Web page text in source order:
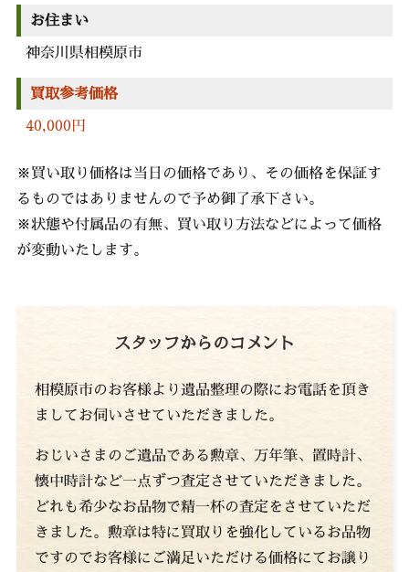
お住まい
神奈川県相模原市
買取参考価格
40,000円
※買い取り価格は当日の価格であり、その価格を保証す
るものではありませんので予め御了承下さい。
※状態や付属品の有無、買い取り方法などによって価格
が変動いたします。
スタッフからのコメント
相模原市のお客様より遺品整理の際にお電話を頂き
ましてお伺いさせていただきました。
おじいさまのご遺品である勲章、万年筆、置時計、
懐中時計など一点ずつ査定させていただきました。
どれも希少なお品物で精一杯の査定をさせていただ
きました。勲章は特に買取りを強化しているお品物
ですのでお客様にご満足いただける価格にてお譲り